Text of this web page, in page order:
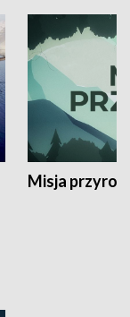
Misja